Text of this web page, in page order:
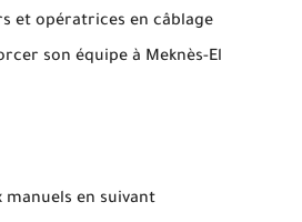
et opératrices en câblage
son équipe à Meknès-El
manuels en suivant